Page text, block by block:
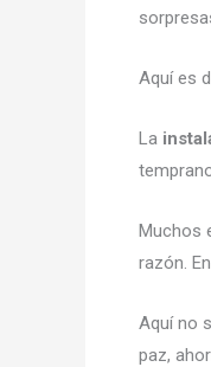
Aquí es
La
Muchos
razón.
Aquí no
paz,